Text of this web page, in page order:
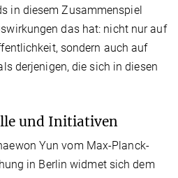
in diesem Zusammenspiel
das hat: nicht nur auf
sondern auch auf
derjenigen, die sich in diesen
und Initiativen
Yun vom Max-Planck-
in Berlin widmet sich dem